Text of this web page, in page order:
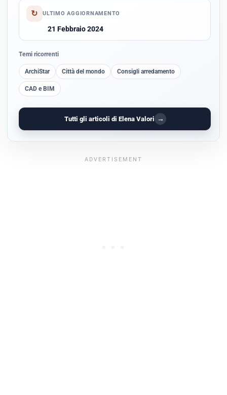
↻ ULTIMO AGGIORNAMENTO
21 Febbraio 2024
Temi ricorrenti
ArchiStar Città del mondo Consigli arredamento
CAD e BIM
Tutti gli articoli di Elena Valori →